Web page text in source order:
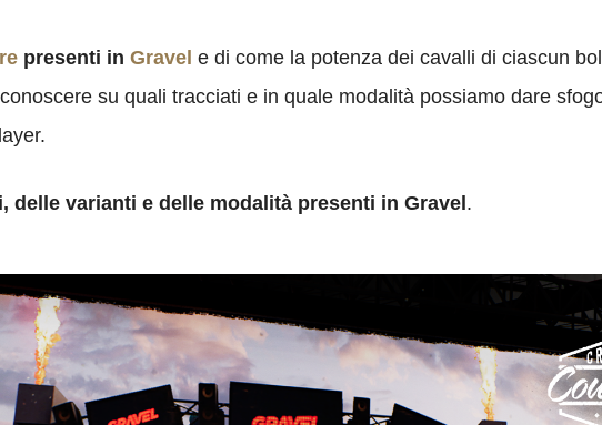
presenti in Gravel e di come la potenza dei cavalli di ciascun
su quali tracciati e in quale modalità possiamo dare
varianti e delle modalità presenti in Gravel .